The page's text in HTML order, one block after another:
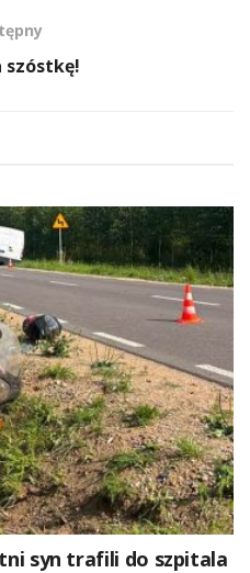
szóstkę!
syn trafili do szpitala